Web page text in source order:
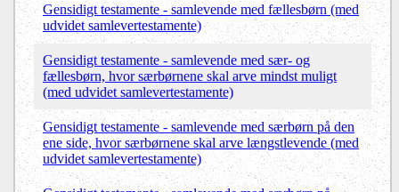
Gensidigt testamente - samlevende med fællesbørn (med
udvidet samlevertestamente)
Gensidigt testamente - samlevende med sær- og
fællesbørn, hvor særbørnene skal arve mindst muligt
(med udvidet samlevertestamente)
Gensidigt testamente - samlevende med særbørn på den
ene side, hvor særbørnene skal arve længstlevende (med
udvidet samlevertestamente)